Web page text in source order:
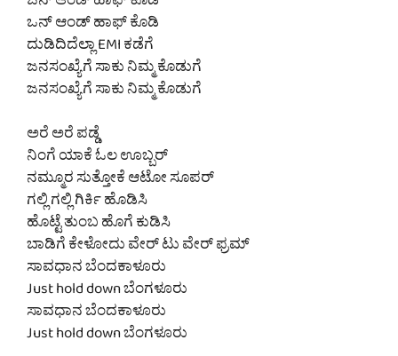
ಒನ್ ಆಂಡ್ ಹಾಫ್ ಕೊಡಿ
ದುಡಿದಿದೆಲ್ಲಾ EMI ಕಡೆಗೆ
ಜನಸಂಖ್ಯೆಗೆ ಸಾಕು ನಿಮ್ಮ ಕೊಡುಗೆ
ಜನಸಂಖ್ಯೆಗೆ ಸಾಕು ನಿಮ್ಮ ಕೊಡುಗೆ
ಅರೆ ಅರೆ ಪಡ್ಡೆ
ನಿಂಗೆ ಯಾಕೆ ಓಲ ಊಬ್ಬರ್
ನಮ್ಮೂರ ಸುತ್ತೋಕೆ ಆಟೋ ಸೂಪರ್
ಗಲ್ಲಿ ಗಲ್ಲಿ ಗಿರ್ಕಿ ಹೊಡಿಸಿ
ಹೊಟ್ಟೆ ತುಂಬ ಹೊಗೆ ಕುಡಿಸಿ
ಬಾಡಿಗೆ ಕೇಳೋದು ವೇರ್ ಟು ವೇರ್ ಫ್ರಮ್
ಸಾವಧಾನ ಬೆಂದಕಾಳೂರು
Just hold down ಬೆಂಗಳೂರು
ಸಾವಧಾನ ಬೆಂದಕಾಳೂರು
Just hold down ಬೆಂಗಳೂರು